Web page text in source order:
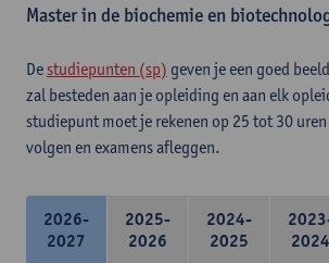
Master in de biochemie en
De studiepunten (sp) geven je een goed
zal besteden aan je opleiding en aan elk
studiepunt moet je rekenen op 25 tot 30
volgen en examens afleggen.
2026-
2027
2025-
2026
2024-
2025
2024